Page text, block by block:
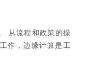
从流程和政策的操
作，边缘计算是工